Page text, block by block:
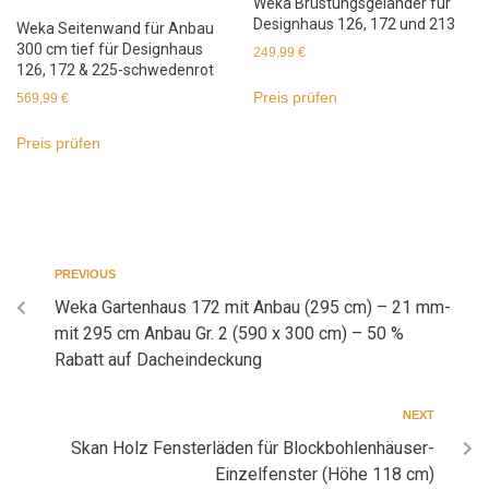
Weka Seitenwand für Anbau
300 cm tief für Designhaus
126, 172 & 225-schwedenrot
569,99 €
Preis prüfen
Designhaus 126, 172 und 213
249,99€
Preis prüfen
PREVIOUS
Weka Gartenhaus 172 mit Anbau (295 cm) – 21 mm-
mit 295 cm Anbau Gr. 2 (590 x 300 cm) – 50 %
Rabatt auf Dacheindeckung
NEXT
Skan Holz Fensterläden für Blockbohlenhäuser-
Einzelfenster (Höhe 118 cm)